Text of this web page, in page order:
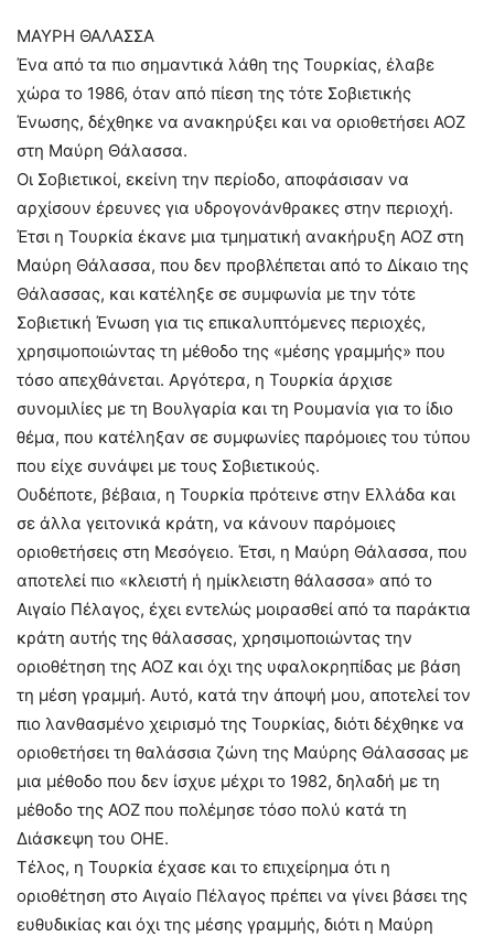
ΜΑΥΡΗ ΘΑΛΑΣΣΑ
Ένα από τα πιο σημαντικά λάθη της Τουρκίας, έλαβε
χώρα το 1986, όταν από πίεση της τότε Σοβιετικής
Ένωσης, δέχθηκε να ανακηρύξει και να οριοθετήσει ΑΟΖ
στη Μαύρη Θάλασσα.
Οι Σοβιετικοί, εκείνη την περίοδο, αποφάσισαν να
αρχίσουν έρευνες για υδρογονάνθρακες στην περιοχή.
Έτσι η Τουρκία έκανε μια τμηματική ανακήρυξη ΑΟΖ στη
Μαύρη Θάλασσα, που δεν προβλέπεται από το Δίκαιο της
Θάλασσας, και κατέληξε σε συμφωνία με την τότε
Σοβιετική Ένωση για τις επικαλυπτόμενες περιοχές,
χρησιμοποιώντας τη μέθοδο της «μέσης γραμμής» που
τόσο απεχθάνεται. Αργότερα, η Τουρκία άρχισε
συνομιλίες με τη Βουλγαρία και τη Ρουμανία για το ίδιο
θέμα, που κατέληξαν σε συμφωνίες παρόμοιες του τύπου
που είχε συνάψει με τους Σοβιετικούς.
Ουδέποτε, βέβαια, η Τουρκία πρότεινε στην Ελλάδα και
σε άλλα γειτονικά κράτη, να κάνουν παρόμοιες
οριοθετήσεις στη Μεσόγειο. Έτσι, η Μαύρη Θάλασσα, που
αποτελεί πιο «κλειστή ή ημίκλειστη θάλασσα» από το
Αιγαίο Πέλαγος, έχει εντελώς μοιρασθεί από τα παράκτια
κράτη αυτής της θάλασσας, χρησιμοποιώντας την
οριοθέτηση της ΑΟΖ και όχι της υφαλοκρηπίδας με βάση
τη μέση γραμμή. Αυτό, κατά την άποψή μου, αποτελεί τον
πιο λανθασμένο χειρισμό της Τουρκίας, διότι δέχθηκε να
οριοθετήσει τη θαλάσσια ζώνη της Μαύρης Θάλασσας με
μια μέθοδο που δεν ίσχυε μέχρι το 1982, δηλαδή με τη
μέθοδο της ΑΟΖ που πολέμησε τόσο πολύ κατά τη
Διάσκεψη του ΟΗΕ.
Τέλος, η Τουρκία έχασε και το επιχείρημα ότι η
οριοθέτηση στο Αιγαίο Πέλαγος πρέπει να γίνει βάσει της
ευθυδικίας και όχι της μέσης γραμμής, διότι η Μαύρη